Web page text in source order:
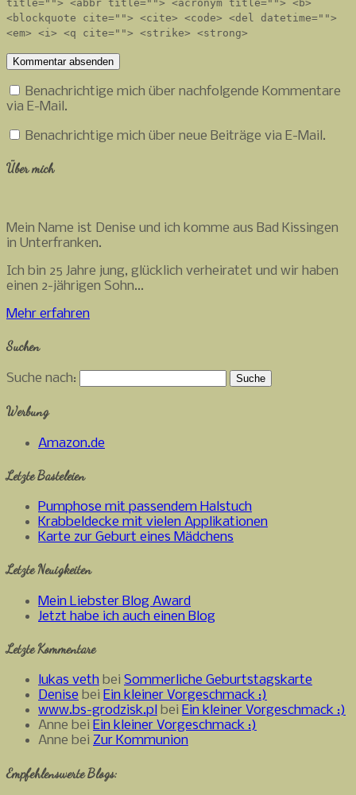
title=""> <abbr title=""> <acronym title=""> <b>
<blockquote cite=""> <cite> <code> <del datetime="">
<em> <i> <q cite=""> <strike> <strong>
Benachrichtige mich über nachfolgende Kommentare
via E-Mail.
Benachrichtige mich über neue Beiträge via E-Mail.
Über mich
Mein Name ist Denise und ich komme aus Bad Kissingen
in Unterfranken.
Ich bin 25 Jahre jung, glücklich verheiratet und wir haben
einen 2-jährigen Sohn...
Mehr erfahren
Suchen
Suche nach:
Werbung
Amazon.de
Letzte Basteleien
Pumphose mit passendem Halstuch
Krabbeldecke mit vielen Applikationen
Karte zur Geburt eines Mädchens
Letzte Neuigkeiten
Mein Liebster Blog Award
Jetzt habe ich auch einen Blog
Letzte Kommentare
lukas veth bei Sommerliche Geburtstagskarte
Denise bei Ein kleiner Vorgeschmack :)
www.bs-grodzisk.pl bei Ein kleiner Vorgeschmack :)
Anne bei Ein kleiner Vorgeschmack :)
Anne bei Zur Kommunion
Empfehlenswerte Blogs: